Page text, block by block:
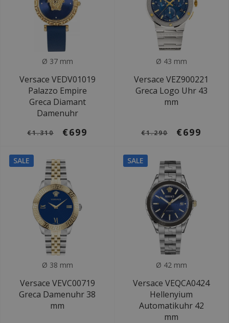
Ø 37 mm
Versace VEDV01019
Palazzo Empire
Greca Diamant
Damenuhr
€1.310 €699
Ø 43 mm
Versace VEZ900221
Greca Logo Uhr 43
mm
€1.290 €699
SALE
Ø 38 mm
Versace VEVC00719
Greca Damenuhr 38
mm
SALE
Ø 42 mm
Versace VEQCA0424
Hellenyium
Automatikuhr 42
mm